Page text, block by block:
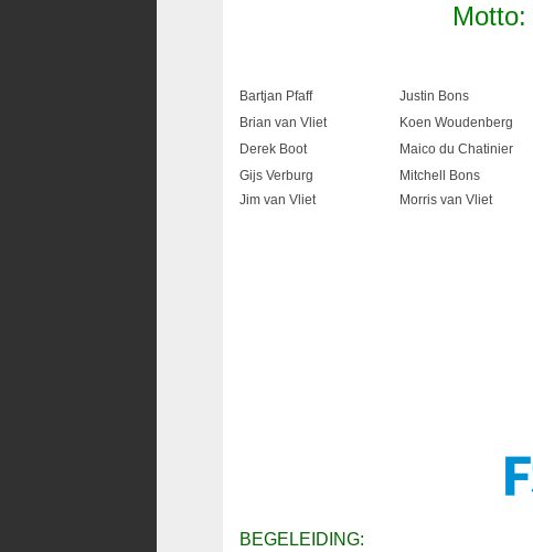
Motto:
Bartjan Pfaff Justin Bons
Brian van Vliet
Koen Woudenberg
Derek Boot
Maico du Chatinier
Gijs Verburg
Mitchell Bons
Jim van Vliet
Morris van Vliet
BEGELEIDING: